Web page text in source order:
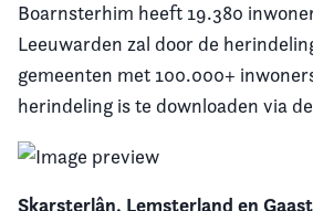
Boarnsterhim heeft 19.380
Leeuwarden zal door de
gemeenten met 100.000+
herindeling is te downloaden via
Skarsterlân, Lemsterland en